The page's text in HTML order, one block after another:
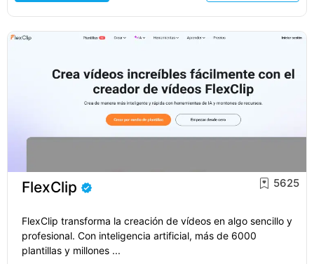
FlexClip 5625
FlexClip transforma la creación de vídeos en algo sencillo y
profesional. Con inteligencia artificial, más de 6000
plantillas y millones ...